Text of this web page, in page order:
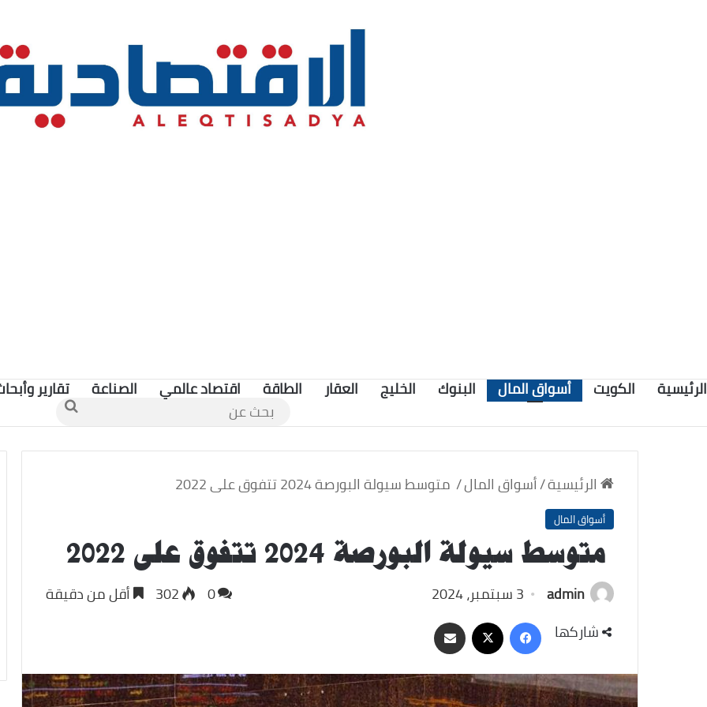
الرئيسية الكويت أسواق المال البنوك الخليج العقار الطاقة اقتصاد عالمي الصناعة تقارير
بحث
عن
الرئيسية/أسواق المال/ متوسط سيولة البورصة 2024 تتفوق على 2022
أسواق المال
متوسط سيولة البورصة 2024 تتفوق على 2022
admin 3 سبتمبر، 2024 0
302
أقل من دقيقة
شاركها
فيسبوك
‫X مشاركة
عبر
البريد